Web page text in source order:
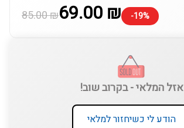
85.00 ₪69.00 ₪ -19%
אזל המלאי - בקרוב שוב!
הודע לי כשיחזור למלאי